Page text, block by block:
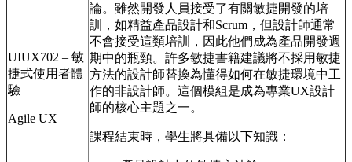
UIUX702 – 敏
捷式使用者體
驗
Agile UX
論。雖然開發人員接受了有關敏捷開發的培
訓，如精益產品設計和Scrum，但設計師通常
不會接受這類培訓，因此他們成為產品開發週
期中的瓶頸。許多敏捷書籍建議將不採用敏捷
方法的設計師替換為懂得如何在敏捷環境中工
作的非設計師。這個模組是成為專業UX設計
師的核心主題之一。
課程結束時，學生將具備以下知識：